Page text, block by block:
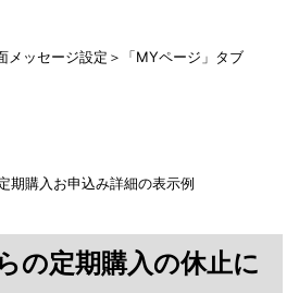
メッセージ設定＞「MYページ」タブ
期購入お申込み詳細の表示例
の定期購入の休止に